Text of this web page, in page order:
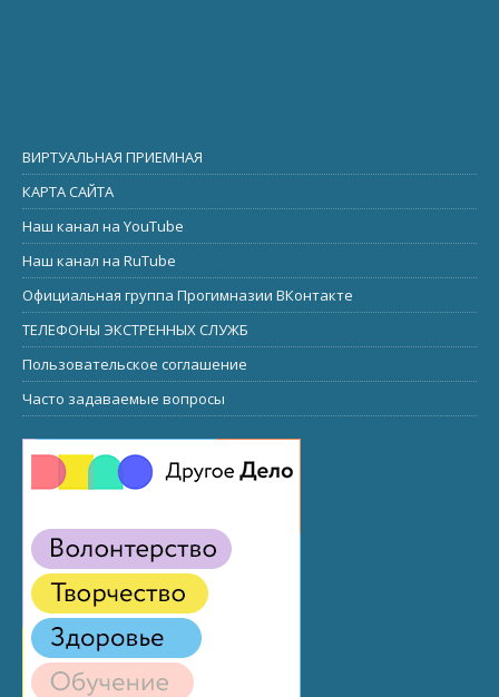
ВИРТУАЛЬНАЯ ПРИЕМНАЯ
КАРТА САЙТА
Наш канал на YouTube
Наш канал на RuTube
Официальная группа Прогимназии ВКонтакте
ТЕЛЕФОНЫ ЭКСТРЕННЫХ СЛУЖБ
Пользовательское соглашение
Часто задаваемые вопросы